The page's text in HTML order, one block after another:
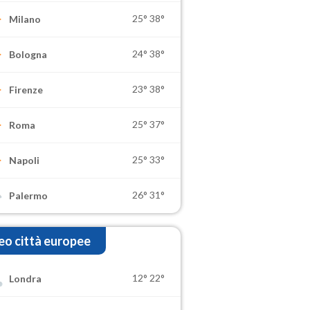
Milano 25° 38°
Bologna 24° 38°
Firenze 23° 38°
Roma 25° 37°
Napoli 25° 33°
Palermo 26° 31°
città europee
Londra 12° 22°